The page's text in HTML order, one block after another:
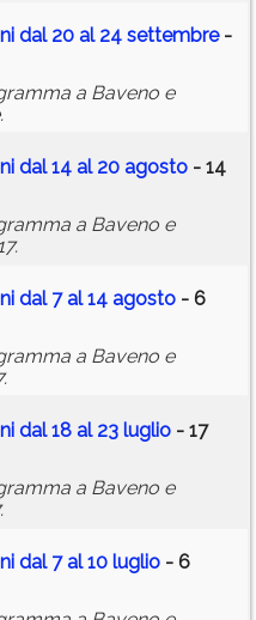
dal 20 al 24 settembre-
a Baveno e
dal 14 al 20 agosto - 14
a Baveno e
dal 7 al 14 agosto - 6
a Baveno e
dal 18 al 23 luglio - 17
a Baveno e
dal 7 al 10 luglio - 6